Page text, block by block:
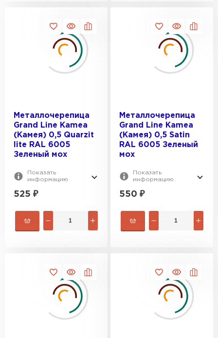
Металлочерепица
Grand Line Kamea
(Камея) 0,5 Quarzit
lite RAL 6005
Зеленый мох
Показать
информацию
525 ₽
Металлочерепица
Grand Line Kamea
(Камея) 0,5 Satin
RAL 6005 Зеленый
мох
Показать
информацию
550 ₽
Рулонная кровля